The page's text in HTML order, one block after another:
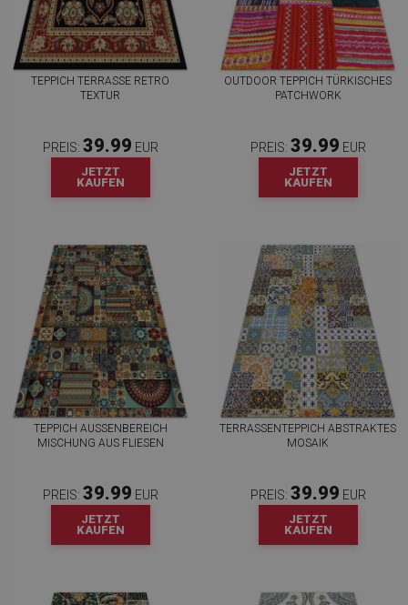
TEPPICH TERRASSE RETRO
TEXTUR
PREIS: 39.99 EUR
JETZT
KAUFEN
OUTDOOR TEPPICH TÜRKISCHES
PATCHWORK
PREIS: 39.99 EUR
JETZT
KAUFEN
TEPPICH AUSSENBEREICH M
ISCHUNG AUS FLIESEN
PREIS: 39.99 EUR
JETZT
KAUFEN
TERRASSENTEPPICH ABSTRAKTES
MOSAIK
PREIS: 39.99 EUR
JETZT
KAUFEN